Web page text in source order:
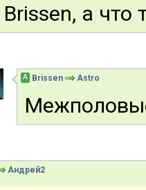
Brissen, а
А Brissen Astro
Андрей2